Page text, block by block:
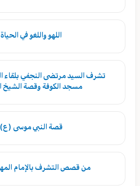
اللهو واللغو في الحياة
تشرف السيد مرتضى النجفي
مسجد الكوفة وقصة الشيخ
قصة النبي موسى (ع)
من قصص التشرف بالإمام